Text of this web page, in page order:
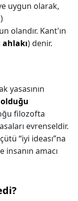
uygun olarak,
olandır. Kant'ın
ahlakı) denir.
yasasının
olduğu
filozofta
evrenseldir.
“iyi ideası”na
amacı